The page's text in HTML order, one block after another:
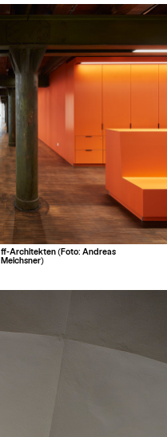
ff-Architekten (Foto: Andreas
Meichsner)